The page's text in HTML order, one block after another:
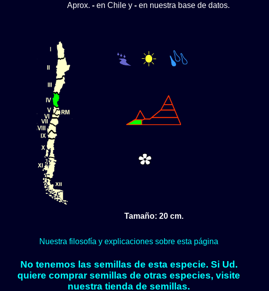
Aprox. - en Chile y - en nuestra base de datos.
Tamaño: 20 cm.
Nuestra filosofía y explicaciones sobre esta página
No tenemos las semillas de esta especie. Si Ud.
quiere comprar semillas de otras especies, visite
nuestra tienda de semillas.